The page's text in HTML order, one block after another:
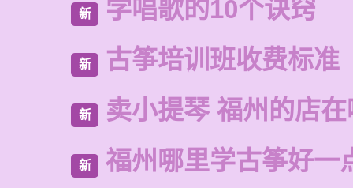
新 学唱歌的10个诀窍
新 古筝培训班收费标准
新 卖小提琴 福州的店
新 福州哪里学古筝好一